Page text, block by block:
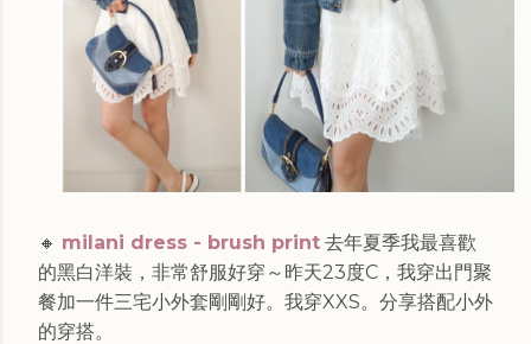
🔸 milani dress - brush print 去年夏季我最喜歡
的黑白洋裝， 非常舒服好穿～昨天23度C，我穿出門聚
餐加一件三宅小外套剛剛好。我穿XXS。分享搭配小外
的穿搭。